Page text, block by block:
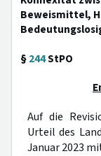
Beweismittel,
§244StPO
Auf die
Urteil des
Januar 2023